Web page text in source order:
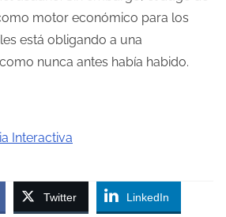
motor económico para los
está obligando a una
nunca antes había habido.
Interactiva
Twitter LinkedIn